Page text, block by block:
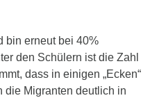
bin erneut bei 40%
den Schülern ist die Zahl
dass in einigen „Ecken“
die Migranten deutlich in